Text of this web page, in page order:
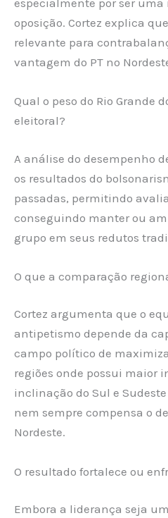
especialmente por ser uma
oposição. Cortez explica
relevante para
vantagem do PT no
Qual o peso do Rio Grande
eleitoral?
A análise do desempenho
os resultados do
passadas, permitindo
conseguindo manter ou
grupo em seus redutos
O que a comparação
Cortez argumenta que o
antipetismo depende da
campo político de
regiões onde possui maior
inclinação do Sul e
nem sempre compensa o
Nordeste.
O resultado fortalece ou
Embora a liderança seja